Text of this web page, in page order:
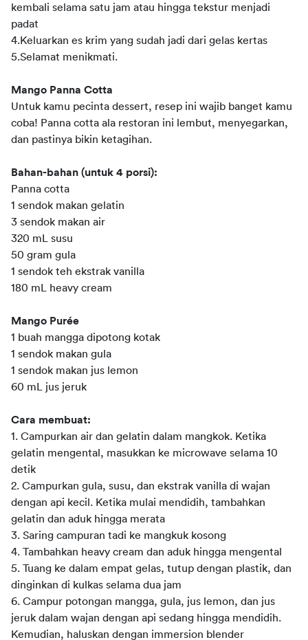
kembali selama satu jam atau hingga tekstur menjadi
padat
4.Keluarkan es krim yang sudah jadi dari gelas kertas
5.Selamat menikmati.
Mango Panna Cotta
Untuk kamu pecinta dessert, resep ini wajib banget kamu
coba! Panna cotta ala restoran ini lembut, menyegarkan,
dan pastinya bikin ketagihan.
Bahan-bahan (untuk 4 porsi):
Panna cotta
1 sendok makan gelatin
3 sendok makan air
320 mL susu
50 gram gula
1 sendok teh ekstrak vanilla
180 mL heavy cream
Mango Purée
1 buah mangga dipotong kotak
1 sendok makan gula
1 sendok makan jus lemon
60 mL jus jeruk
Cara membuat:
1. Campurkan air dan gelatin dalam mangkok. Ketika
gelatin mengental, masukkan ke microwave selama 10
detik
2. Campurkan gula, susu, dan ekstrak vanilla di wajan
dengan api kecil. Ketika mulai mendidih, tambahkan
gelatin dan aduk hingga merata
3. Saring campuran tadi ke mangkuk kosong
4. Tambahkan heavy cream dan aduk hingga mengental
5. Tuang ke dalam empat gelas, tutup dengan plastik, dan
dinginkan di kulkas selama dua jam
6. Campur potongan mangga, gula, jus lemon, dan jus
jeruk dalam wajan dengan api sedang hingga mendidih.
Kemudian, haluskan dengan immersion blender